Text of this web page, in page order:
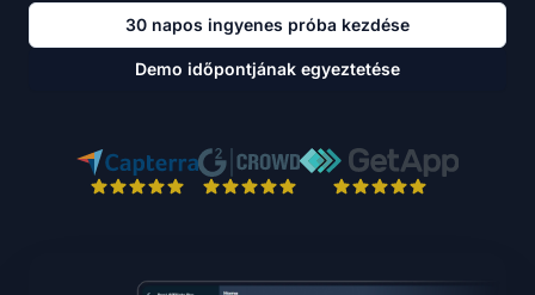
30 napos ingyenes próba kezdése
Demo időpontjának egyeztetése